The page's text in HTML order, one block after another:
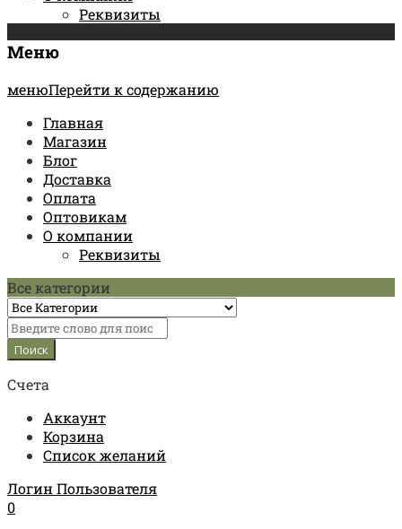
Реквизиты
Меню
менюПерейти к содержанию
Главная
Магазин
Блог
Доставка
Оплата
Оптовикам
О компании
Реквизиты
Все категории
Счета
Аккаунт
Корзина
Список желаний
Логин Пользователя
0